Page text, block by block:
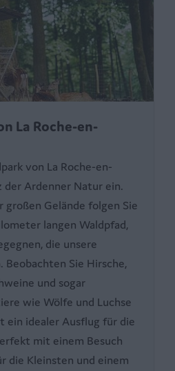
La Roche-en-
von La Roche-en-
der Ardenner Natur ein.
großen Gelände folgen Sie
langen Waldpfad,
die unsere
Beobachten Sie Hirsche,
und sogar
wie Wölfe und Luchse
ein idealer Ausflug für die
mit einem Besuch
die Kleinsten und einem